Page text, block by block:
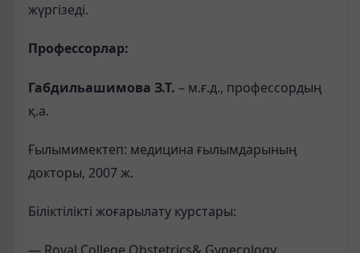
жүргізеді.
Профессорлар:
Габдильашимова З.Т. – м.ғ.д., профессордың
қ.а.
Ғылымимектеп: медицина ғылымдарының
докторы, 2007 ж.
Біліктілікті жоғарылату курстары: